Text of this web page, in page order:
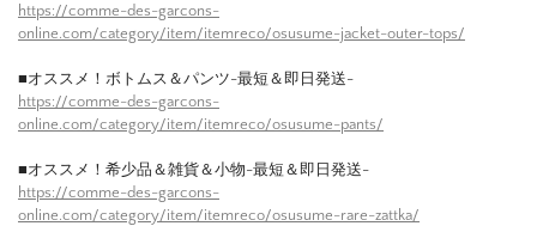
https://comme-des-garcons-
online.com/category/item/itemreco/osusume-jacket-outer-tops/
■オススメ！ボトムス＆パンツ-最短＆即日発送-
https://comme-des-garcons-
online.com/category/item/itemreco/osusume-pants/
■オススメ！希少品＆雑貨＆小物-最短＆即日発送-
https://comme-des-garcons-
online.com/category/item/itemreco/osusume-rare-zattka/